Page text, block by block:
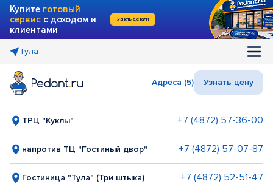
Купите готовый
сервис с доходом и
клиентами
Узнать детали
Тула
Адреса (5) Узнать цену
ТРЦ "Куклы" +7 (4872) 57-36-00
напротив ТЦ "Гостиный двор" +7 (4872) 57-07-87
Гостиница "Тула" (Три штыка) +7 (4872) 52-51-47